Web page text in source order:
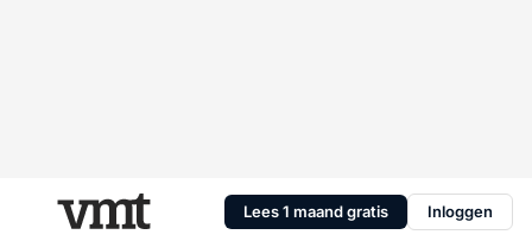
Lees 1 maand gratis Inloggen